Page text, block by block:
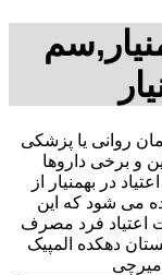
روانی یا پزشکی
و برخی داروها
در بهمنیار از
می شود که این
اعتیاد فرد مصرف
دهکده المپیک